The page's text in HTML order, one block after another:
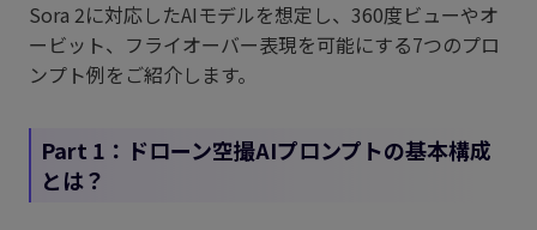
Sora 2に対応したAIモデルを想定し、360度ビューやオ
ービット、フライオーバー表現を可能にする7つのプロ
ンプト例をご紹介します。
Part 1：ドローン空撮AIプロンプトの基本構成
とは？